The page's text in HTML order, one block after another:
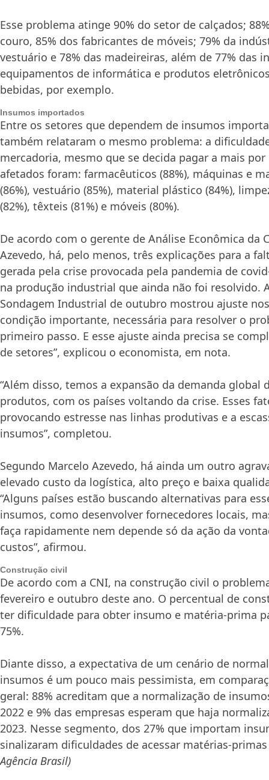
Esse problema atinge 90% do setor de calçados;
couro, 85% dos fabricantes de móveis; 79% da
vestuário e 78% das madeireiras, além de 77% das
equipamentos de informática e produtos
bebidas, por exemplo.
Insumos importados
Entre os setores que dependem de insumos
também relataram o mesmo problema: a
mercadoria, mesmo que se decida pagar a mais
afetados foram: farmacêuticos (88%), máquinas e
(86%), vestuário (85%), material plástico (84%),
(82%), têxteis (81%) e móveis (80%).
De acordo com o gerente de Análise Econômica da
Azevedo, há, pelo menos, três explicações para a
gerada pela crise provocada pela pandemia de
na produção industrial que ainda não foi resolvido.
Sondagem Industrial de outubro mostrou ajuste
condição importante, necessária para resolver o
primeiro passo. E esse ajuste ainda precisa se
de setores”, explicou o economista, em nota.
“Além disso, temos a expansão da demanda global
produtos, com os países voltando da crise. Esses
provocando estresse nas linhas produtivas e a
insumos”, completou.
Segundo Marcelo Azevedo, há ainda um outro
elevado custo da logística, alto preço e baixa
“Alguns países estão buscando alternativas para
insumos, como desenvolver fornecedores locais,
faça rapidamente nem depende só da ação da
custos”, afirmou.
Construção civil
De acordo com a CNI, na construção civil o
fevereiro e outubro deste ano. O percentual de
ter dificuldade para obter insumo e matéria-prima
75%.
Diante disso, a expectativa de um cenário de
insumos é um pouco mais pessimista, em
geral: 88% acreditam que a normalização de
2022 e 9% das empresas esperam que haja
2023. Nesse segmento, dos 27% que importam
sinalizaram dificuldades de acessar matérias-
Agência Brasil)